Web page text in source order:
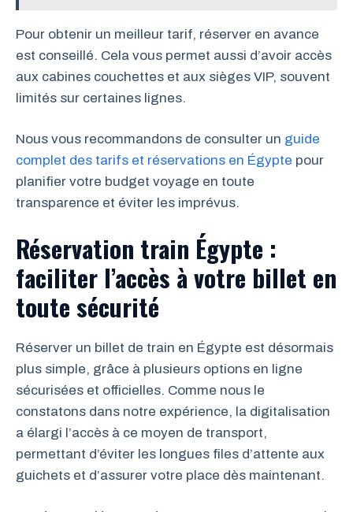
Pour obtenir un meilleur tarif, réserver en avance
est conseillé. Cela vous permet aussi d’avoir accès
aux cabines couchettes et aux sièges VIP, souvent
limités sur certaines lignes.
Nous vous recommandons de consulter un guide
complet des tarifs et réservations en Égypte pour
planifier votre budget voyage en toute
transparence et éviter les imprévus.
Réservation train Égypte :
faciliter l’accès à votre billet en
toute sécurité
Réserver un billet de train en Égypte est désormais
plus simple, grâce à plusieurs options en ligne
sécurisées et officielles. Comme nous le
constatons dans notre expérience, la digitalisation
a élargi l’accès à ce moyen de transport,
permettant d’éviter les longues files d’attente aux
guichets et d’assurer votre place dès maintenant.